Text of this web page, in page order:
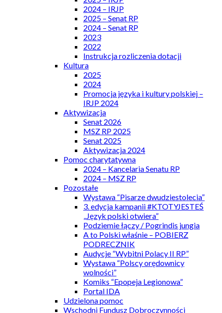
2024 – IRJP
2025 – Senat RP
2024 – Senat RP
2023
2022
Instrukcja rozliczenia dotacji
Kultura
2025
2024
Promocja języka i kultury polskiej –
IRJP 2024
Aktywizacja
Senat 2026
MSZ RP 2025
Senat 2025
Aktywizacja 2024
Pomoc charytatywna
2024 – Kancelaria Senatu RP
2024 – MSZ RP
Pozostałe
Wystawa “Pisarze dwudziestolecia”
3. edycja kampanii #KTOTYJESTEŚ
„Język polski otwiera”
Podziemie łączy / Pogrindis jungia
A to Polski właśnie – POBIERZ
PODRECZNIK
Audycje “Wybitni Polacy II RP”
Wystawa “Polscy orędownicy
wolności”
Komiks “Epopeja Legionowa”
Portal IDA
Udzielona pomoc
Wschodni Fundusz Dobroczynności